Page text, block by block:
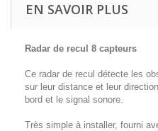
EN SAVOIR PLUS
Radar de recul 8 capteurs
Ce radar de recul détecte les
sur leur distance et leur
bord et le signal sonore.
Très simple à installer, fourni